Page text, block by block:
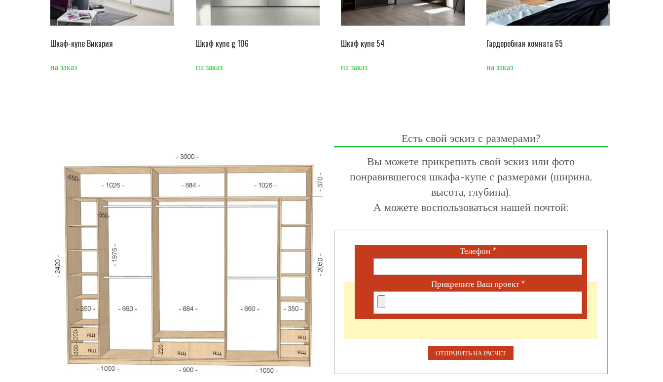
Шкаф-купе Викария
на заказ
Шкаф купе g 106
на заказ
Шкаф купе 54
на заказ
Гардеробная комната 65
на заказ
Есть свой эскиз с размерами?
Вы можете прикрепить свой эскиз или фото
понравившегося шкафа-купе с размерами (ширина,
высота, глубина).
А можете воспользоваться нашей почтой:
Телефон *
Прикрепите Ваш проект*